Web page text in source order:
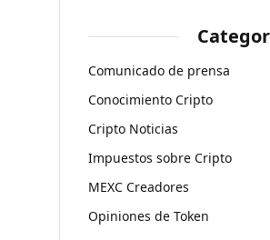
Comunicado de prensa
Conocimiento Cripto
Cripto Noticias
Impuestos sobre Cripto
MEXC Creadores
Opiniones de Token